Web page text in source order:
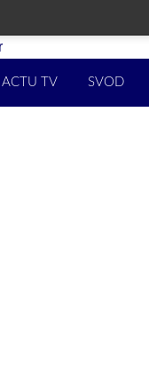
ACTU TV SVOD